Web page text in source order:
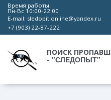
Время работы:
Пн-Вс 10:00-22:00
E-mail: sledopit.online@yandex.ru
+7 (903) 22-87-222
ПОИСК
- "СЛЕДОПЫТ"